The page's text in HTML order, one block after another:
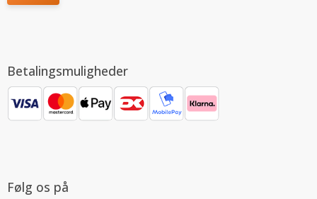
Betalingsmuligheder
Følg os på